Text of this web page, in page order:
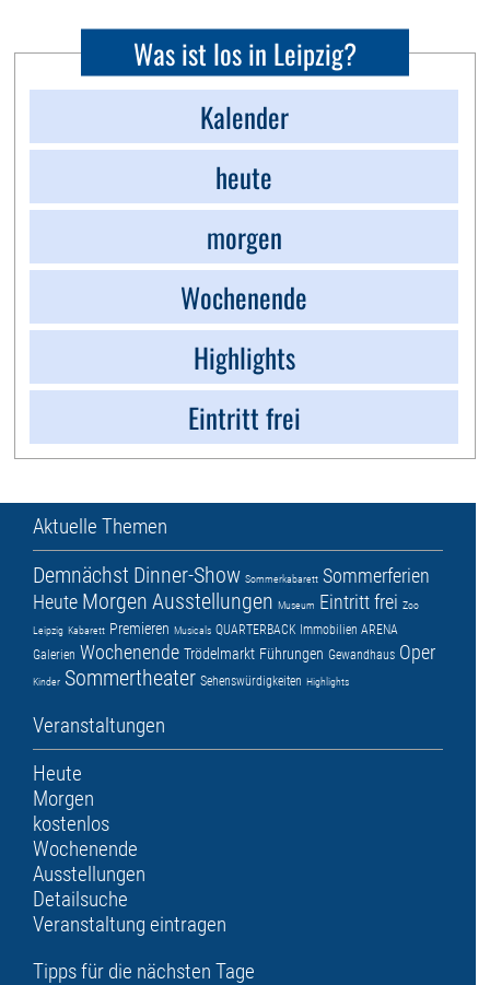
Was ist los in Leipzig?
Kalender
heute
morgen
Wochenende
Highlights
Eintritt frei
Aktuelle Themen
Demnächst Dinner-Show Sommerkabarett Sommerferien
Heute Morgen Ausstellungen Museum Eintritt frei Zoo
Leipzig Kabarett Premieren Musicals QUARTERBACK Immobilien ARENA
Galerien Wochenende Trödelmarkt Führungen Gewandhaus Oper
Kinder Sommertheater Sehenswürdigkeiten Highlights
Veranstaltungen
Heute
Morgen
kostenlos
Wochenende
Ausstellungen
Detailsuche
Veranstaltung eintragen
Tipps für die nächsten Tage